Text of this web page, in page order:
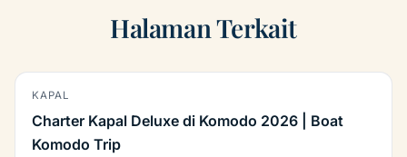
Halaman Terkait
KAPAL
Charter Kapal Deluxe di Komodo 2026 | Boat
Komodo Trip